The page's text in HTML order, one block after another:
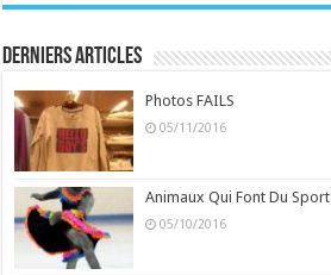
Derniers Articles
Photos FAILS
05/11/2016
Animaux Qui Font Du Sport
05/10/2016